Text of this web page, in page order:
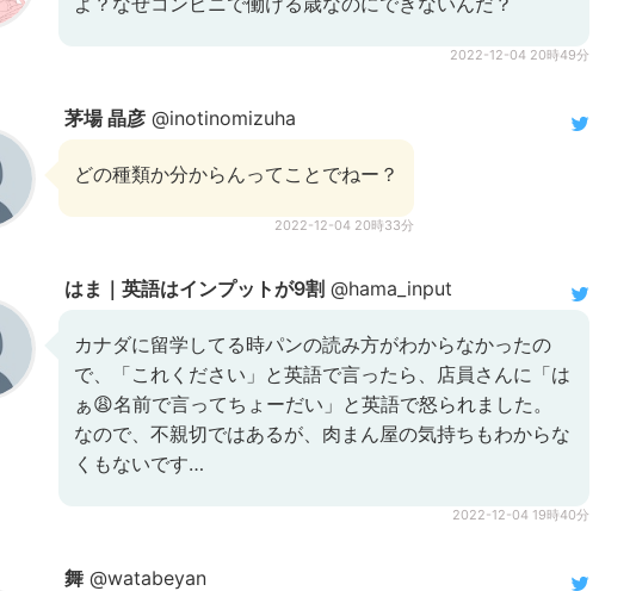
2022-12-04 20時49分
茅場 晶彦 @inotinomizuha
どの種類か分からんってことでねー？
2022-12-04 20時33分
はま｜英語はインプットが9割 @hama_input
カナダに留学してる時パンの読み方がわからなかったの
で、「これください」と英語で言ったら、店員さんに「は
ぁ😩名前で言ってちょーだい」と英語で怒られました。
なので、不親切ではあるが、肉まん屋の気持ちもわからな
くもないです…
2022-12-04 19時40分
舞 @watabeyan